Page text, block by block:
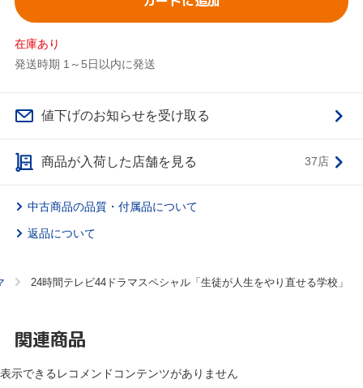
在庫あり
発送時期 1～5日以内に発送
値下げのお知らせを受け取る
商品が入荷した店舗を見る 37店
中古商品の品質・付属品について
返品について
24時間テレビ44ドラマスペシャル「生徒が人生をやり直せる学校」
関連商品
表示できるレコメンドコンテンツがありません